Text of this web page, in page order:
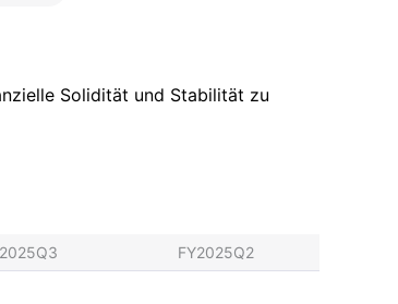
Solidität und Stabilität zu
FY2025Q2